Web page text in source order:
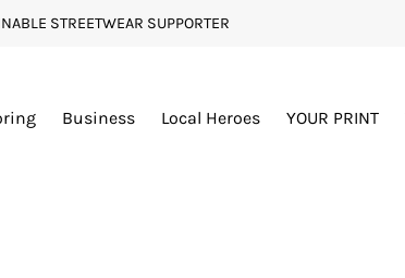
STREETWEAR SUPPORTER
Business Local Heroes YOUR PRINT